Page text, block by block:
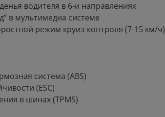
водителя в ​​6-и направлениях
в мультимедиа системе
режим круиз-контроля (7-15 км/ч)
система (ABS)
(ESC)
в шинах (TPMS)